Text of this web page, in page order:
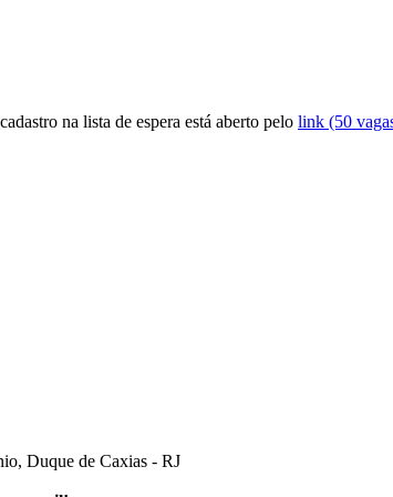
na lista de espera está aberto pelo link (50
Duque de Caxias - RJ